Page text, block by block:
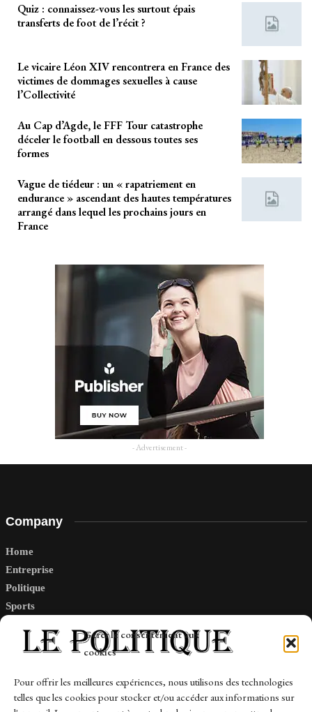
Gérer le consentement aux
cookies
Pour offrir les meilleures expériences, nous utilisons des technologies
telles que les cookies pour stocker et/ou accéder aux informations sur
Quiz : connaissez-vous les surtout épais
transferts de foot de l’récit ?
Le vicaire Léon XIV rencontrera en France des
victimes de dommages sexuelles à cause
l’Collectivité
Au Cap d’Agde, le FFF Tour catastrophe
déceler le football en dessous toutes ses
formes
Vague de tiédeur : un « rapatriement en
endurance » ascendant des hautes températures
arrangé dans lequel les prochains jours en
France
- Advertisement -
Company
Home
Entreprise
Politique
Sports
Links